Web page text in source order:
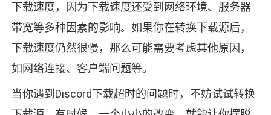
下载速度，因为下载速度还受到网络环境、服务器
带宽等多种因素的影响。如果你在转换下载源后，
下载速度仍然很慢，那么可能需要考虑其他原因，
如网络连接、客户端问题等。
当你遇到Discord下载超时的问题时，不妨试试转换